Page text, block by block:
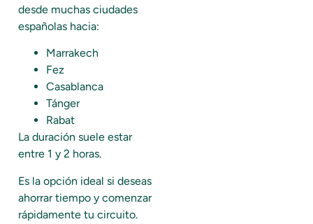
desde muchas ciudades
españolas hacia:
Marrakech
Fez
Casablanca
Tánger
Rabat
La duración suele estar
entre 1 y 2 horas.
Es la opción ideal si deseas
ahorrar tiempo y comenzar
rápidamente tu circuito.